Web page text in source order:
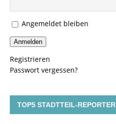
Angemeldet bleiben
Anmelden
Registrieren
Passwort vergessen?
TOP5 STADTTEIL-REPORTER